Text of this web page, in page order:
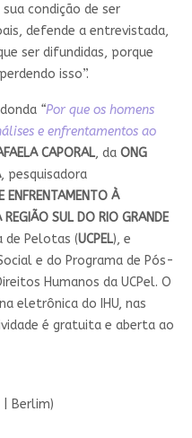
condição de ser
defende a entrevistada,
ser difundidas, porque
isso”.
“Por que os homens
e enfrentamentos ao
CAPORAL, da ONG
, pesquisadora
ENFRENTAMENTO À
SUL DO RIO GRANDE
de Pelotas (UCPEL), e
e do Programa de Pós-
Humanos da UCPel. O
eletrônica do IHU, nas
é gratuita e aberta ao
Berlim)